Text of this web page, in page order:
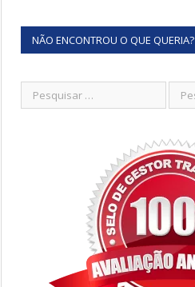
NÃO ENCONTROU O QUE QUERIA?